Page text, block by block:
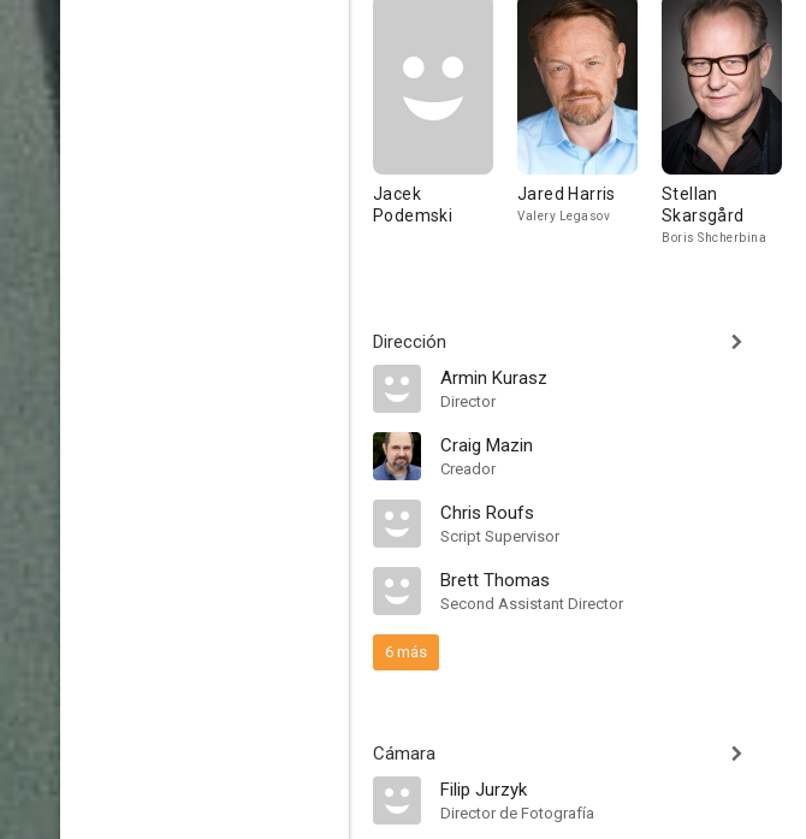
Jacek
Podemski
Jared Harris
Valery Legasov
Stellan
Skarsgård
Boris Shcherbina
Dirección
Armin Kurasz
Director
Craig Mazin
Creador
Chris Roufs
Script Supervisor
Brett Thomas
Second Assistant Director
6 más
Cámara
Filip Jurzyk
Director de Fotografía